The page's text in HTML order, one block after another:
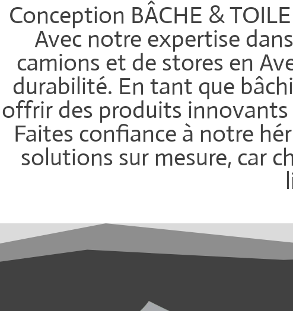
Conception BÂCHE &
Avec notre expertise
camions et de stores en
durabilité. En tant que
offrir des produits
Faites confiance à notre
solutions sur mesure, car